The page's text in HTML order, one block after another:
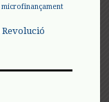
microfinançament
Revolució